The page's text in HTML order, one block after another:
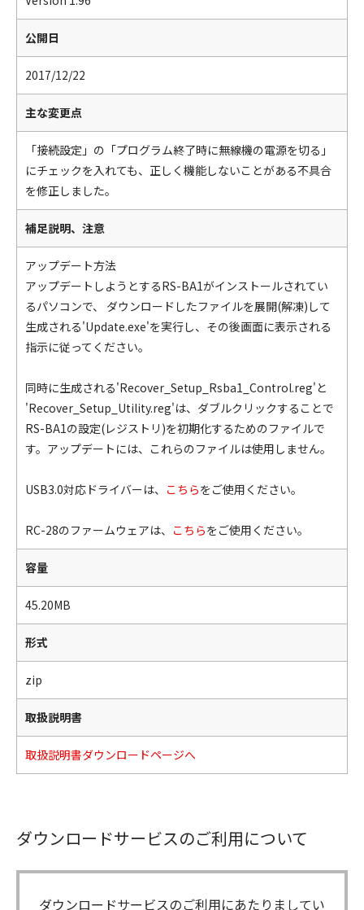
公開日
2017/12/22
主な変更点
「接続設定」の「プログラム終了時に無線機の電源を切る」
にチェックを入れても、正しく機能しないことがある不具合
を修正しました。
補足説明、注意
アップデート方法
アップデートしようとするRS-BA1がインストールされてい
るパソコンで、 ダウンロードしたファイルを展開(解凍)して
生成される'Update.exe'を実行し、その後画面に表示される
指示に従ってください。
同時に生成される'Recover_Setup_Rsba1_Control.reg'と
'Recover_Setup_Utility.reg'は、ダブルクリックすることで
RS-BA1の設定(レジストリ)を初期化するためのファイルで
す。アップデートには、これらのファイルは使用しません。
USB3.0対応ドライバーは、 こちらをご使用ください。
RC-28のファームウェアは、 こちらをご使用ください。
容量
45.20MB
形式
zip
取扱説明書
取扱説明書ダウンロードページへ
ダウンロードサービスのご利用について
ダウンロードサービスのご利用にあたりましてい